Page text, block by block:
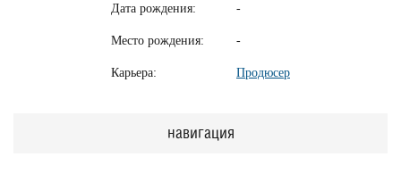
Дата рождения: -
Место рождения: -
Карьера: Продюсер
навигация